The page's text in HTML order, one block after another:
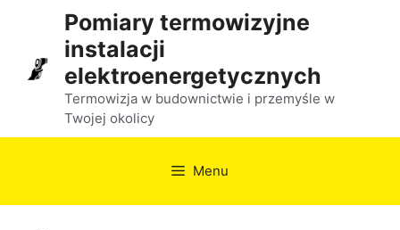
treści
Pomiary termowizyjne
instalacji
elektroenergetycznych
Termowizja w budownictwie i przemyśle w
Twojej okolicy
Menu